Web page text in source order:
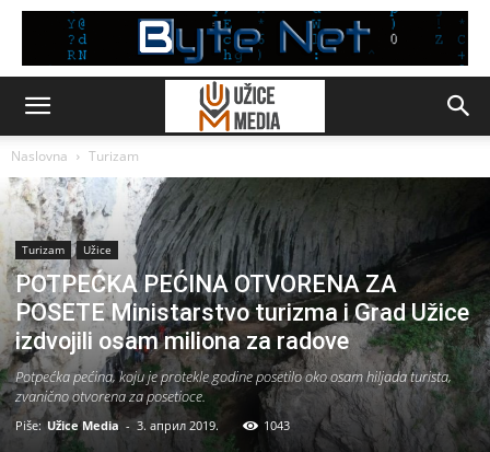
Naslovna Turizam
Turizam Užice
POTPEĆKA PEĆINA OTVORENA ZA
POSETE Ministarstvo turizma i Grad Užice
izdvojili osam miliona za radove
Potpećka pećina, koju je protekle godine posetilo oko osam hiljada turista,
zvanično otvorena za posetioce.
Piše: Užice Media - 3. април 2019. 1043